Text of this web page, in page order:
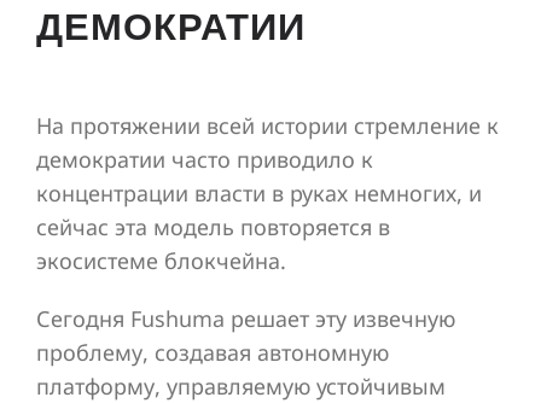
ДЕМОКРАТИИ
На протяжении всей истории стремление к
демократии часто приводило к
концентрации власти в руках немногих, и
сейчас эта модель повторяется в
экосистеме блокчейна.
Сегодня Fushuma решает эту извечную
проблему, создавая автономную
платформу, управляемую устойчивым